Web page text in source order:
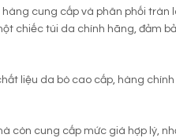
cung cấp và phân phối tràn
chiếc túi da chính hãng, đảm
liệu da bò cao cấp, hàng
còn cung cấp mức giá hợp lý,